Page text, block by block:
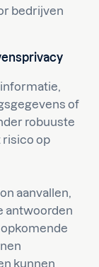
bedrijven
of
robuuste
risico op
aanvallen,
antwoorden
kunnen